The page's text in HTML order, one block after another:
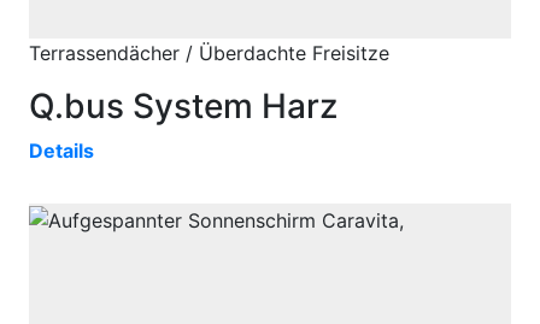
Terrassendächer / Überdachte Freisitze
Q.bus System Harz
Details